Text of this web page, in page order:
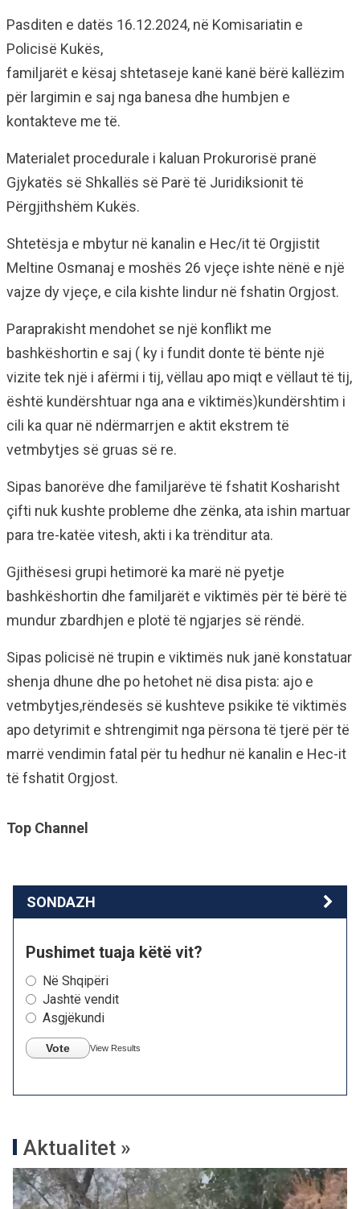
Pasditen e datës 16.12.2024, në Komisariatin e
Policisë Kukës,
familjarët e kësaj shtetaseje kanë kanë bërë kallëzim
për largimin e saj nga banesa dhe humbjen e
kontakteve me të.
Materialet procedurale i kaluan Prokurorisë pranë
Gjykatës së Shkallës së Parë të Juridiksionit të
Përgjithshëm Kukës.
Shtetësja e mbytur në kanalin e Hec/it të Orgjistit
Meltine Osmanaj e moshës 26 vjeçe ishte nënë e një
vajze dy vjeçe, e cila kishte lindur në fshatin Orgjost.
Paraprakisht mendohet se një konflikt me
bashkëshortin e saj ( ky i fundit donte të bënte një
vizite tek një i afërmi i tij, vëllau apo miqt e vëllaut të tij,
është kundërshtuar nga ana e viktimës)kundërshtim i
cili ka quar në ndërmarrjen e aktit ekstrem të
vetmbytjes së gruas së re.
Sipas banorëve dhe familjarëve të fshatit Kosharisht
çifti nuk kushte probleme dhe zënka, ata ishin martuar
para tre-katëe vitesh, akti i ka trënditur ata.
Gjithësesi grupi hetimorë ka marë në pyetje
bashkëshortin dhe familjarët e viktimës për të bërë të
mundur zbardhjen e plotë të ngjarjes së rëndë.
Sipas policisë në trupin e viktimës nuk janë konstatuar
shenja dhune dhe po hetohet në disa pista: ajo e
vetmbytjes,rëndesës së kushteve psikike të viktimës
apo detyrimit e shtrengimit nga përsona të tjerë për të
marrë vendimin fatal për tu hedhur në kanalin e Hec-it
të fshatit Orgjost.
Top Channel
SONDAZH
Pushimet tuaja këtë vit?
Në Shqipëri
Jashtë vendit
Asgjëkundi
Vote View Results
Aktualitet »